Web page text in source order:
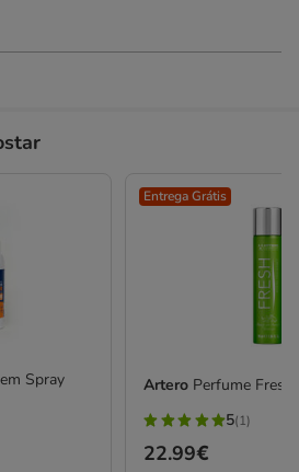
Spray
Entrega Grátis
Artero Perfume
5
estrelas
5(1)
Preço
22.99€